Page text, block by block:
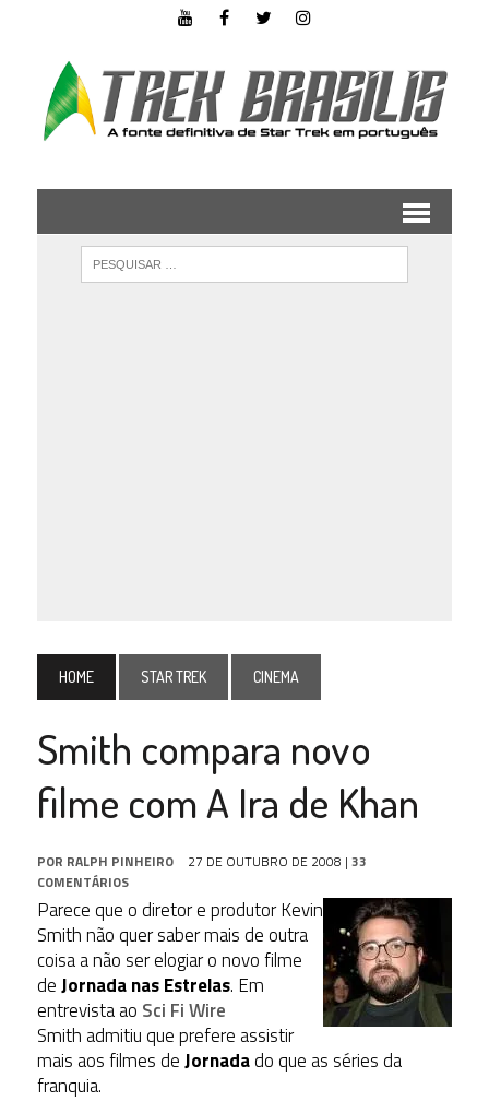
HOME STAR TREK CINEMA
Smith compara novo
filme com A Ira de Khan
POR RALPH PINHEIRO 27 DE OUTUBRO DE 2008 | 33
COMENTÁRIOS
Parece que o diretor e produtor Kevin
Smith não quer saber mais de outra
coisa a não ser elogiar o novo filme
deJornada nas Estrelas. Em
entrevista ao Sci Fi Wire
Smith admitiu que prefere assistir
mais aos filmes deJornadado que as séries da
franquia.